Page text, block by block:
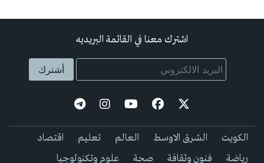
اشترك معنا في القائمة البريديه
الكويت الشرق الاوسط العالم تعليم
اقتصاد
رياضة
فنون وثقافة صحة علوم وتكنولوجيا